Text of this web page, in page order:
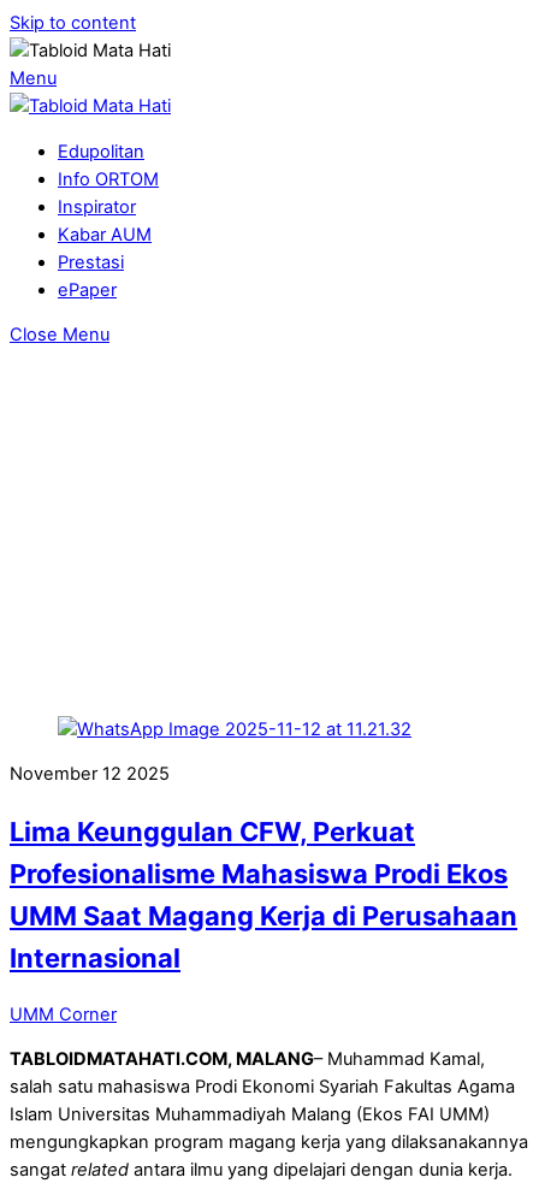
Skip to content
Menu
Edupolitan
Info ORTOM
Inspirator
Kabar AUM
Prestasi
ePaper
Close Menu
November 12 2025
Lima Keunggulan CFW, Perkuat
Profesionalisme Mahasiswa Prodi Ekos
UMM Saat Magang Kerja di Perusahaan
Internasional
UMM Corner
TABLOIDMATAHATI.COM, MALANG– Muhammad Kamal,
salah satu mahasiswa Prodi Ekonomi Syariah Fakultas Agama
Islam Universitas Muhammadiyah Malang (Ekos FAI UMM)
mengungkapkan program magang kerja yang dilaksanakannya
sangat related antara ilmu yang dipelajari dengan dunia kerja.